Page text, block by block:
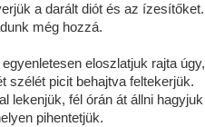
a darált diót és az ízesítőket.
még hozzá.
eloszlatjuk rajta úgy,
szélét picit behajtva feltekerjük.
lekenjük, fél órán át állni hagyjuk
pihentetjük.